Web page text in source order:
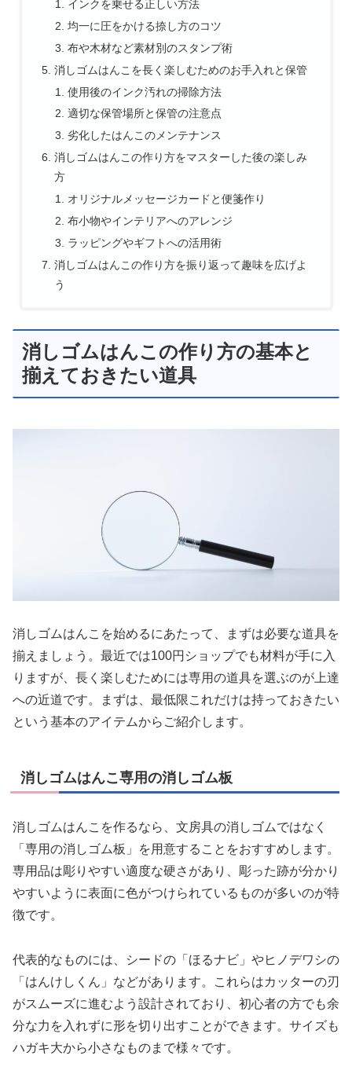
インクを乗せる正しい方法
均一に圧をかける捺し方のコツ
布や木材など素材別のスタンプ術
消しゴムはんこを長く楽しむためのお手入れと保管
使用後のインク汚れの掃除方法
適切な保管場所と保管の注意点
劣化したはんこのメンテナンス
消しゴムはんこの作り方をマスターした後の楽しみ
方
オリジナルメッセージカードと便箋作り
布小物やインテリアへのアレンジ
ラッピングやギフトへの活用術
消しゴムはんこの作り方を振り返って趣味を広げよ
う
消しゴムはんこの作り方の基本と
揃えておきたい道具
消しゴムはんこを始めるにあたって、まずは必要な道具を
揃えましょう。最近では100円ショップでも材料が手に入
りますが、長く楽しむためには専用の道具を選ぶのが上達
への近道です。まずは、最低限これだけは持っておきたい
という基本のアイテムからご紹介します。
消しゴムはんこ専用の消しゴム板
消しゴムはんこを作るなら、文房具の消しゴムではなく
「専用の消しゴム板」を用意することをおすすめします。
専用品は彫りやすい適度な硬さがあり、彫った跡が分かり
やすいように表面に色がつけられているものが多いのが特
徴です。
代表的なものには、シードの「ほるナビ」やヒノデワシの
「はんけしくん」などがあります。これらはカッターの刃
がスムーズに進むよう設計されており、初心者の方でも余
分な力を入れずに形を切り出すことができます。サイズも
ハガキ大から小さなものまで様々です。